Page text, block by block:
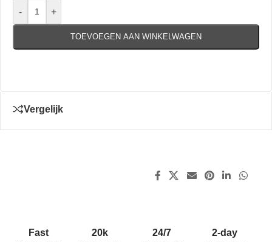
- +
TOEVOEGEN AAN WINKELWAGEN
Vergelijk
Fast
20k
24/7
2-day